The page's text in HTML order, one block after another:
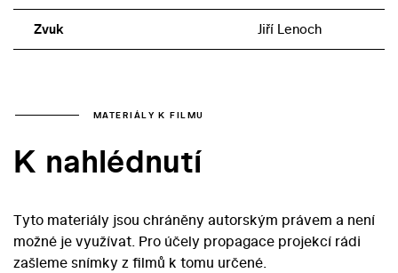
Zvuk Jiří Lenoch
MATERIÁLY K FILMU
K nahlédnutí
Tyto materiály jsou chráněny autorským právem a není
možné je využívat. Pro účely propagace projekcí rádi
zašleme snímky z filmů k tomu určené.